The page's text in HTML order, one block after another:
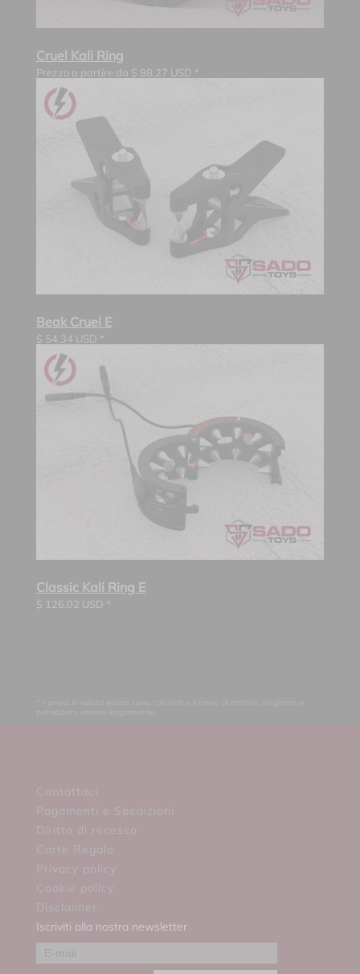
Cruel Kali Ring
Prezzo a partire da $ 98.27 USD *
Beak Cruel E
$ 54.34 USD *
Classic Kali Ring E
$ 126.02 USD *
Contattaci
Pagamenti e Spedizioni
Diritto di recesso
Carte Regalo
Privacy policy
Cookie policy
Disclaimer
Iscriviti alla nostra newsletter